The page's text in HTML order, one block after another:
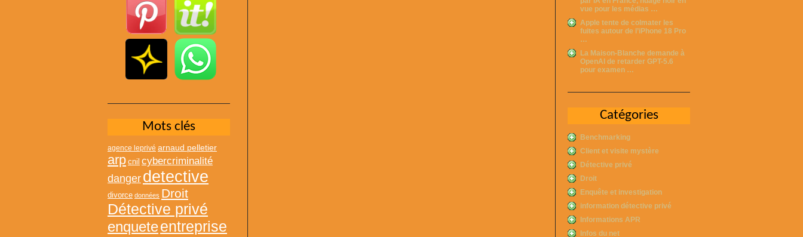
vue pour les médias …
Apple tente de colmater les
fuites autour de l’iPhone 18 Pro
…
La Maison-Blanche demande à
OpenAI de retarder GPT-5.6
pour examen …
Catégories
Benchmarking
Client et visite mystère
Détective privé
Droit
Enquête et investigation
information détective privé
Informations APR
Infos du net
Mots clés
agence leprivé arnaud pelletier
arp cnil cybercriminalité
danger detective
divorce données Droit
Détective privé
enqueteentreprise